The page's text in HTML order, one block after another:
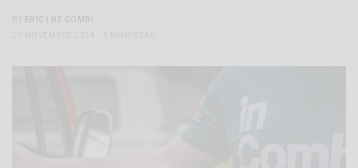
BY
ERIC | BE COMBI